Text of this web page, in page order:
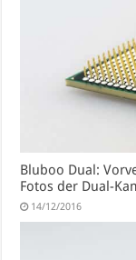
Bluboo Dual:
Fotos der Dual-
14/12/2016